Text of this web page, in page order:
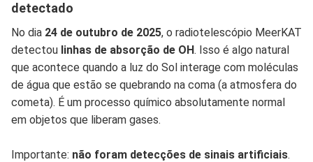
detectado
No dia 24 de outubro de 2025, o radiotelescópio MeerKAT
detectou linhas de absorção de OH. Isso é algo natural
que acontece quando a luz do Sol interage com moléculas
de água que estão se quebrando na coma (a atmosfera do
cometa). É um processo químico absolutamente normal
em objetos que liberam gases.
Importante: não foram detecções de sinais artificiais.